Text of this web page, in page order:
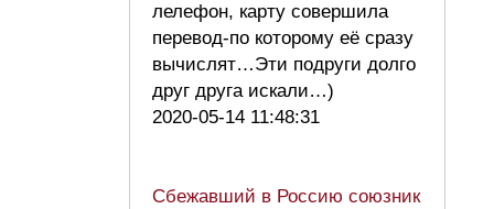
лелефон, карту совершила
перевод-по которому её сразу
вычислят…Эти подруги долго
друг друга искали…)
2020-05-14 11:48:31
Сбежавший в Россию союзник